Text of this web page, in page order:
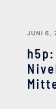
JUNI 6,